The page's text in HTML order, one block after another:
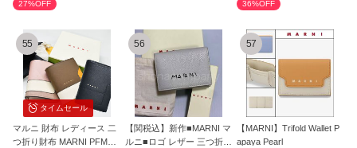
27%OFF 36%OFF
タイムセール
55
マルニ 財布 レディース 二
つ折り財布 MARNI PFMO
56
【関税込】新作■MARNI マ
ルニ■ロゴ レザー 三つ折り
57
【MARNI】Trifold Wallet P
apaya Pearl